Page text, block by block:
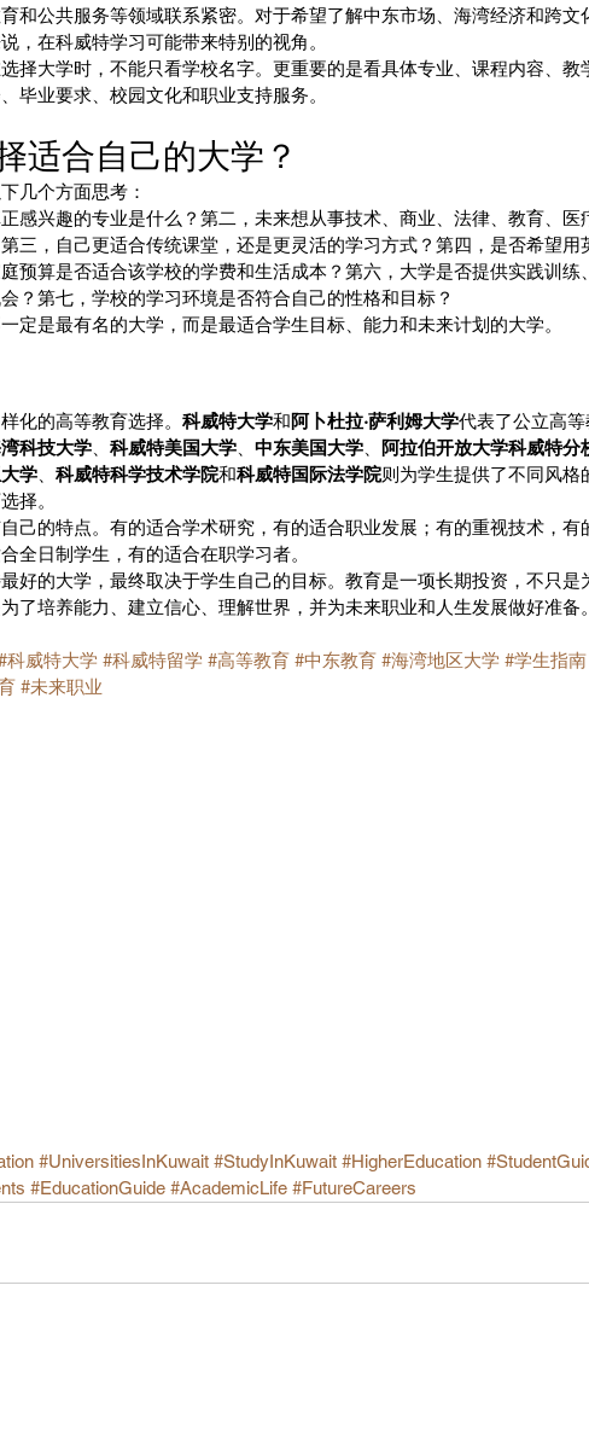
和公共服务等领域联系紧密。对于希望了解中东市场、海湾经济和跨文
，在科威特学习可能带来特别的视角。
择大学时，不能只看学校名字。更重要的是看具体专业、课程内容、教
毕业要求、校园文化和职业支持服务。
适合自己的大学？
几个方面思考：
感兴趣的专业是什么？第二，未来想从事技术、商业、法律、教育、医
三，自己更适合传统课堂，还是更灵活的学习方式？第四，是否希望用
预算是否适合该学校的学费和生活成本？第六，大学是否提供实践训练
？第七，学校的学习环境是否符合自己的性格和目标？
定是最有名的大学，而是最适合学生目标、能力和未来计划的大学。
化的高等教育选择。 科威特大学和阿卜杜拉·萨利姆大学代表了公立高等
科技大学 科威特美国大学 中东美国大学 阿拉伯开放大学科威特分
学
科威特科学技术学院和科威特国际法学院则为学生提供了不同风格
择。
己的特点。有的适合学术研究，有的适合职业发展；有的重视技术，有
全日制学生，有的适合在职学习者。
好的大学，最终取决于学生自己的目标。教育是一项长期投资，不只是
了培养能力、建立信心、理解世界，并为未来职业和人生发展做好准备。
科威特大学 #科威特留学 #高等教育 #中东教育 #海湾地区大学 #学生指南
#未来职业
#UniversitiesInKuwait #StudyInKuwait #HigherEducation
#EducationGuide #AcademicLife #FutureCareers